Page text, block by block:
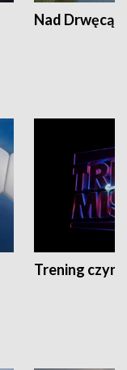
Nad Drwęcą
Trening czyni